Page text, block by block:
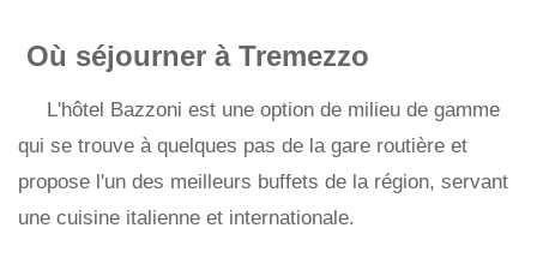
Où séjourner à Tremezzo
L'hôtel Bazzoni est une option de milieu de gamme
qui se trouve à quelques pas de la gare routière et
propose l'un des meilleurs buffets de la région, servant
une cuisine italienne et internationale.